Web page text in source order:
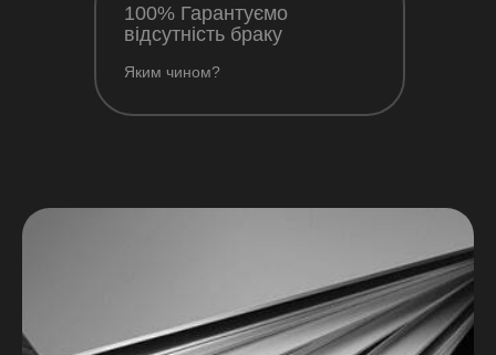
100% Гарантуємо
відсутність браку
Яким чином?